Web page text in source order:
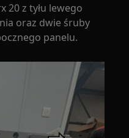
20 z tyłu lewego
oraz dwie śruby
panelu.